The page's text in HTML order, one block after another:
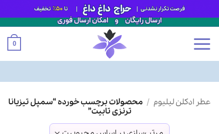
0
عطر ادکلن لیلیوم / محصولات برچسب خورده “سمپل تیزیانا
ترنزی تابیت”